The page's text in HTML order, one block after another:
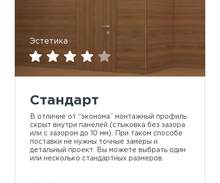
Эстетика
Стандарт
В отличие от “эконома” монтажный профиль
скрыт внутри панелей (стыковка без зазора
или с зазором до 10 мм). При таком способе
поставки не нужны точные замеры и
детальный проект. Вы можете выбрать один
или несколько стандартных размеров.